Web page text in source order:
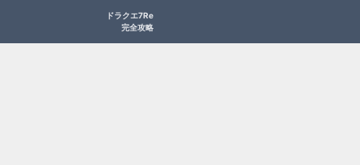
ドラクエ7Re
完全攻略